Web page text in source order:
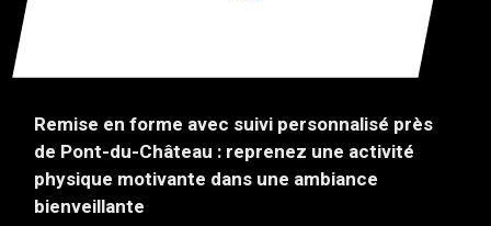
Remise en forme avec suivi personnalisé près
de Pont-du-Château : reprenez une activité
physique motivante dans une ambiance
bienveillante